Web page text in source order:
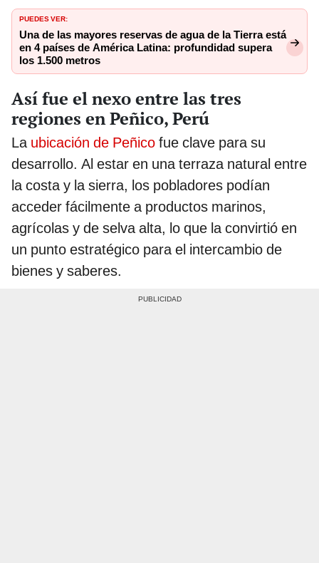
PUEDES VER:
Una de las mayores reservas de agua de la Tierra está
en 4 países de América Latina: profundidad supera
los 1.500 metros
Así fue el nexo entre las tres
regiones en Peñico, Perú
La ubicación de Peñico fue clave para su
desarrollo. Al estar en una terraza natural entre
la costa y la sierra, los pobladores podían
acceder fácilmente a productos marinos,
agrícolas y de selva alta, lo que la convirtió en
un punto estratégico para el intercambio de
bienes y saberes.